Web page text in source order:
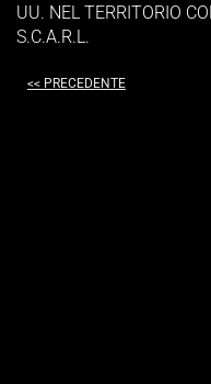
UU. NEL TERRITORIO
S.C.A.R.L.
<< PRECEDENTE